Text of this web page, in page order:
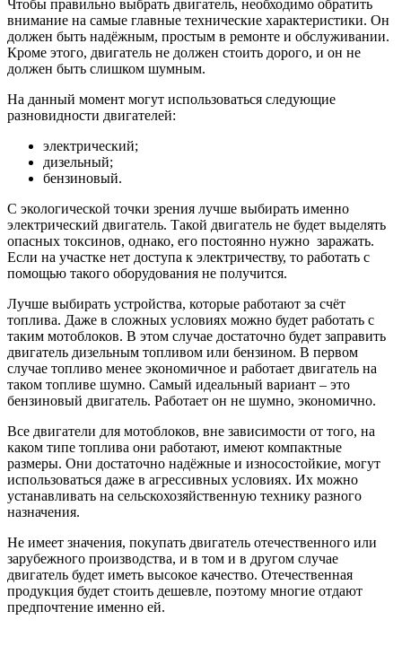
Чтобы правильно выбрать двигатель, необходимо обратить
внимание на самые главные технические характеристики. Он
должен быть надёжным, простым в ремонте и обслуживании.
Кроме этого, двигатель не должен стоить дорого, и он не
должен быть слишком шумным.
На данный момент могут использоваться следующие
разновидности двигателей:
электрический;
дизельный;
бензиновый.
С экологической точки зрения лучше выбирать именно
электрический двигатель. Такой двигатель не будет выделять
опасных токсинов, однако, его постоянно нужно заражать.
Если на участке нет доступа к электричеству, то работать с
помощью такого оборудования не получится.
Лучше выбирать устройства, которые работают за счёт
топлива. Даже в сложных условиях можно будет работать с
таким мотоблоков. В этом случае достаточно будет заправить
двигатель дизельным топливом или бензином. В первом
случае топливо менее экономичное и работает двигатель на
таком топливе шумно. Самый идеальный вариант – это
бензиновый двигатель. Работает он не шумно, экономично.
Все двигатели для мотоблоков, вне зависимости от того, на
каком типе топлива они работают, имеют компактные
размеры. Они достаточно надёжные и износостойкие, могут
использоваться даже в агрессивных условиях. Их можно
устанавливать на сельскохозяйственную технику разного
назначения.
Не имеет значения, покупать двигатель отечественного или
зарубежного производства, и в том и в другом случае
двигатель будет иметь высокое качество. Отечественная
продукция будет стоить дешевле, поэтому многие отдают
предпочтение именно ей.